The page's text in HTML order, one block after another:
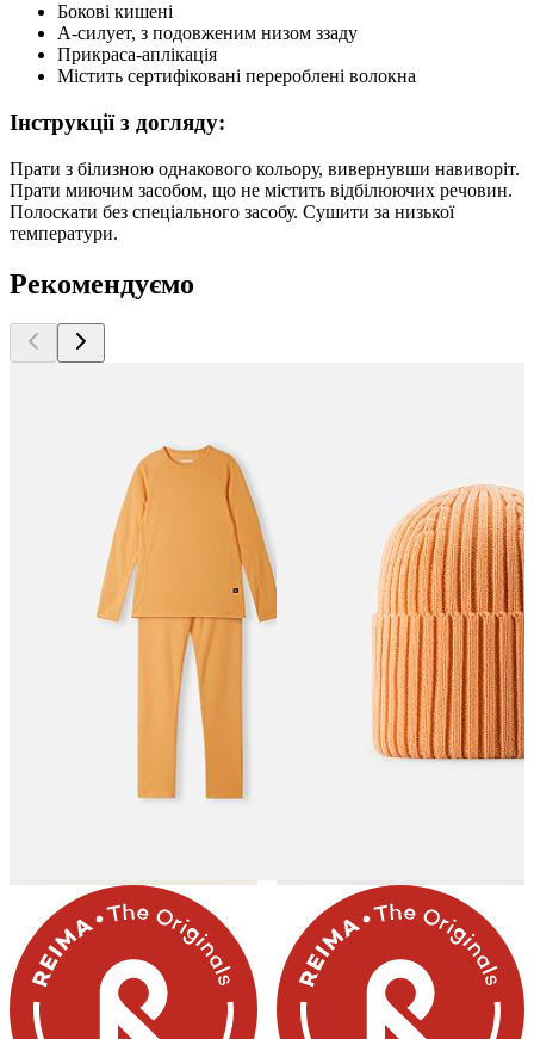
Бокові кишені
A-силует, з подовженим низом ззаду
Прикраса-аплікація
Містить сертифіковані перероблені волокна
Інструкції з догляду:
Прати з білизною однакового кольору, вивернувши навиворіт.
Прати миючим засобом, що не містить відбілюючих речовин.
Полоскати без спеціального засобу. Сушити за низької
температури.
Рекомендуємо